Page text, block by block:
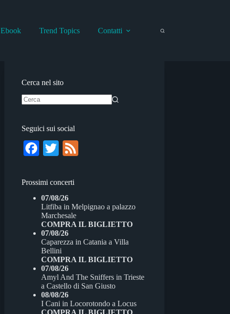
Ebook Trend Topics Contatti
Cerca nel sito
Seguici sui social
Fa
bo
ok
T
tte
r
Prossimi concerti
07/08/26
Litfiba inMelpignao a palazzo
Marchesale
COMPRA IL BIGLIETTO
07/08/26
Caparezza inCatania a Villa
Bellini
COMPRA IL BIGLIETTO
07/08/26
Amyl And The Sniffers inTrieste
a Castello di San Giusto
08/08/26
I Cani inLocorotondo a Locus